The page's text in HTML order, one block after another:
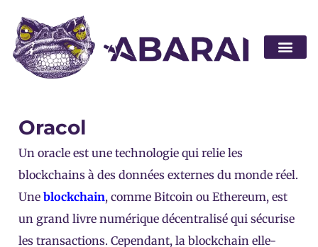
Oracol
Un oracle est une technologie qui relie les
blockchains à des données externes du monde réel.
Une blockchain, comme Bitcoin ou Ethereum, est
un grand livre numérique décentralisé qui sécurise
les transactions. Cependant, la blockchain elle-